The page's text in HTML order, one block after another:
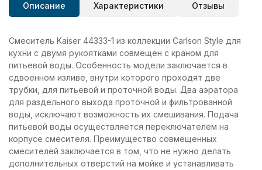
Описание Характеристики Отзывы
Смеситель Kaiser 44333-1 из коллекции Carlson Style для
кухни с двумя рукоятками совмещен с краном для
питьевой воды. Особенность модели заключается в
сдвоенном изливе, внутри которого проходят две
трубки, для питьевой и проточной воды. Два аэратора
для раздельного выхода проточной и фильтрованной
воды, исключают возможность их смешивания. Подача
питьевой воды осуществляется переключателем на
корпусе смесителя. Преимущество совмещенных
смесителей заключается в том, что не нужно делать
дополнительных отверстий на мойке и устанавливать